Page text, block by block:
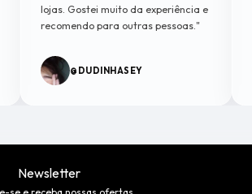
lojas. Gostei muito da experiência e
recomendo para outras pessoas."
@DUDINHASEY
Newsletter